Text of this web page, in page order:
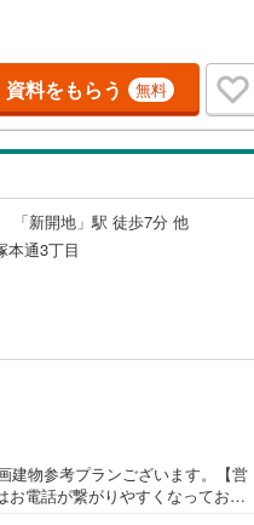
由設計に対応しておりますの
資料をもらう 無料
「新開地」駅 徒歩7分 他
本通3丁目
建物参考プランございます。【営
電話が繋がりやすくなっており